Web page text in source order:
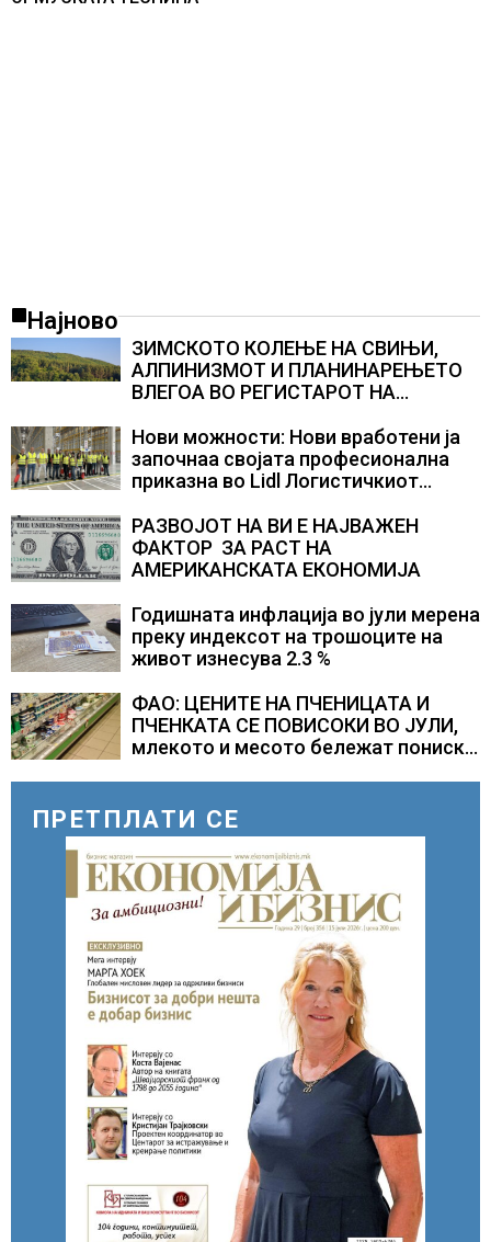
Најново
ЗИМСКОТО КОЛЕЊЕ НА СВИЊИ,
АЛПИНИЗМОТ И ПЛАНИНАРЕЊЕТО
ВЛЕГОА ВО РЕГИСТАРОТ НА
СЛОВЕНИЈА
Нови можности: Нови вработени ја
започнаа својата професионална
приказна во Lidl Логистичкиот
РАЗВОЈОТ НА ВИ Е НАЈВАЖЕН
ФАКТОР ЗА РАСТ НА
АМЕРИКАНСКАТА ЕКОНОМИЈА
Годишната инфлација во јули мерена
преку индексот на трошоците на
живот изнесува 2.3 %
ФАО: ЦЕНИТЕ НА ПЧЕНИЦАТА И
ПЧЕНКАТА СЕ ПОВИСОКИ ВО ЈУЛИ,
млекото и месото бележат пониски
ПРЕТПЛАТИ СЕ